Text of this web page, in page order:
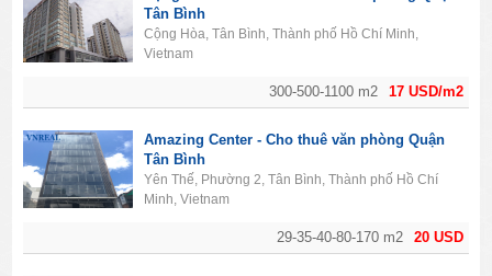
17 USD/m2
300-500-1100 m2
Tân Bình
Cộng Hòa, Tân Bình, Thành phố Hồ Chí Minh,
Vietnam
20 USD
29-35-40-80-170 m2
Amazing Center - Cho thuê văn phòng Quận
Tân Bình
Yên Thế, Phường 2, Tân Bình, Thành phố Hồ Chí
Minh, Vietnam